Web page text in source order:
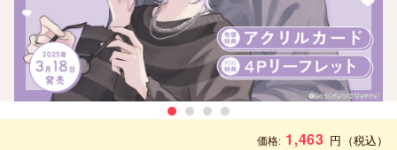
価格: 1,463 円 （税込）